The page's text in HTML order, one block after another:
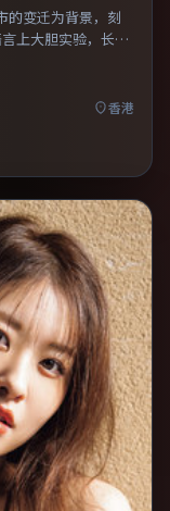
的变迁为背景，刻
上大胆实验，长镜
保留作者表达，口
香港